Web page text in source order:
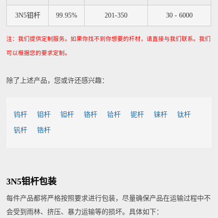
3N5钼杆 99.95% 201-350 30 - 6000
注：我们提供定制服务。如果你找不到你想要的杆材，请直接与我们联系。我们
可以根据您的要求定制。
除了上述产品，您或许还感兴趣：
钨杆 钼杆 钽杆 铬杆 铪杆 铌杆 铼杆 钛杆
钒杆 锆杆
3N5钼杆包装
每件产品都将严格按照要求进行包装，尽量确保产品在运输过程中不
会受到雨林、挤压、暴力运输等的损坏。具体如下：